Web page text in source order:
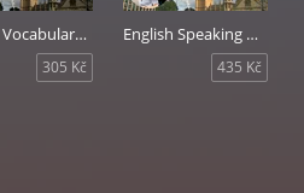
English Vocabulary Master: 300 Idioms
305 Kč
English Speaking Master
435 Kč